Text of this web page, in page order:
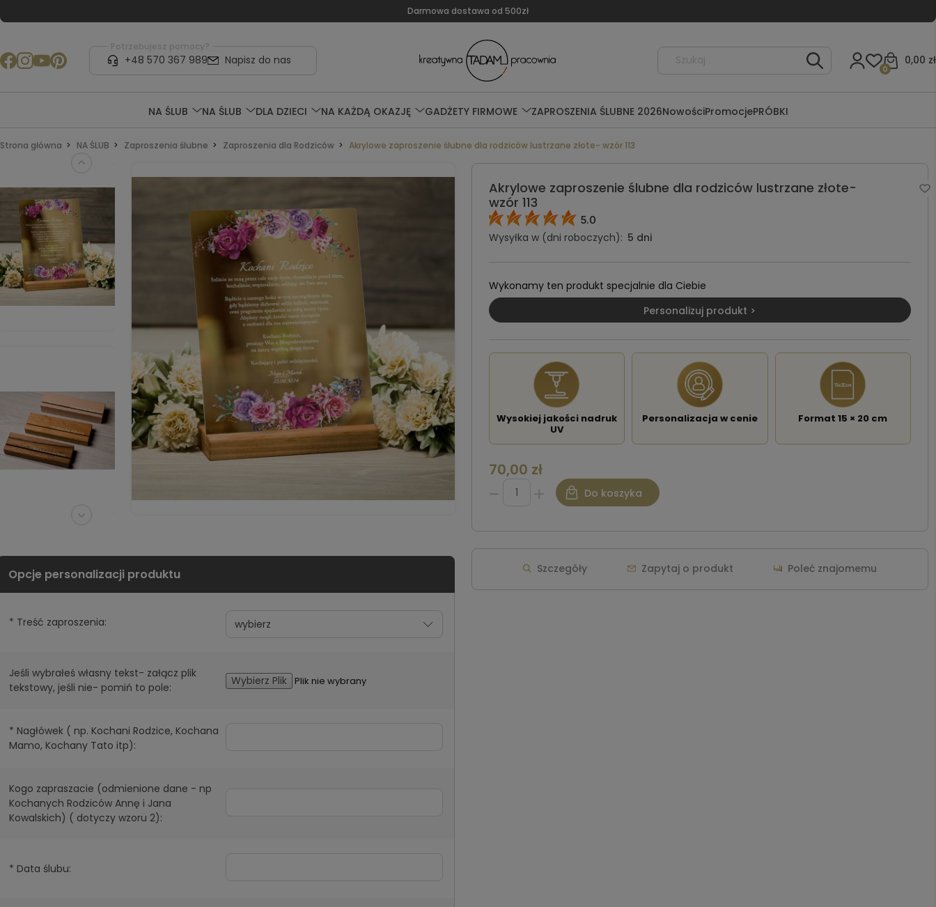
Darmowa dostawa od 500zł
Potrzebujesz pomocy?
+48 570 367 989 Napisz do nas 0,00 zł
0
NA ŚLUB NA ŚLUB DLA DZIECI NA KAŻDĄ OKAZJĘ GADŻETY FIRMOWE ZAPROSZENIA ŚLUBNE 2026NowościPromocjePRÓBKI
Strona główna NA ŚLUB Zaproszenia ślubne Zaproszenia dla Rodziców Akrylowe zaproszenie ślubne dla rodziców lustrzane złote- wzór 113
Akrylowe zaproszenie ślubne dla rodziców lustrzane złote-
wzór 113
5.0
Wysyłka w (dni roboczych): 5 dni
Wykonamy ten produkt specjalnie dla Ciebie
Personalizuj produkt >
Wysokiej jakości nadruk
UV
Personalizacja w cenie Format 15 × 20 cm
* Treść zaproszenia:
Jeśli wybrałeś własny tekst- załącz plik
tekstowy, jeśli nie- pomiń to pole:
Wybierz Plik Plik nie wybrany
* Nagłówek ( np. Kochani Rodzice, Kochana
Mamo, Kochany Tato itp):
Kogo zapraszacie (odmienione dane - np
Kochanych Rodziców Annę i Jana
Kowalskich) ( dotyczy wzoru 2):
* Data ślubu:
70,00 zł
Do koszyka
Szczegóły Zapytaj o produkt Poleć znajomemu